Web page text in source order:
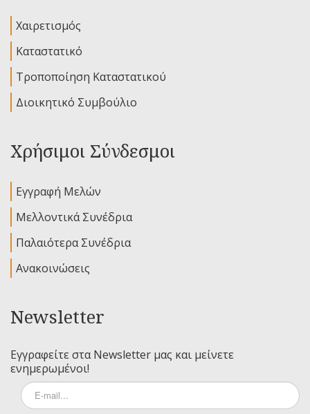
Χαιρετισμός
Καταστατικό
Τροποποίηση Καταστατικού
Διοικητικό Συμβούλιο
Χρήσιμοι Σύνδεσμοι
Εγγραφή Μελών
Μελλοντικά Συνέδρια
Παλαιότερα Συνέδρια
Ανακοινώσεις
Newsletter
Εγγραφείτε στα Newsletter μας και μείνετε
ενημερωμένοι!